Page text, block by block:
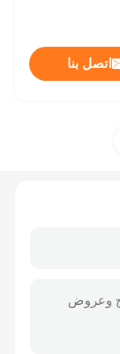
اتصل بنا